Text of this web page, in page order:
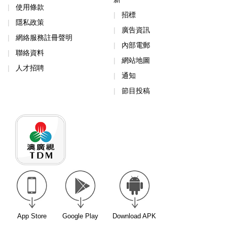
使用條款
隱私政策
網絡服務註冊聲明
聯絡資料
人才招聘
招標
廣告資訊
內部電郵
網站地圖
通知
節目投稿
App Store Google Play Download APK